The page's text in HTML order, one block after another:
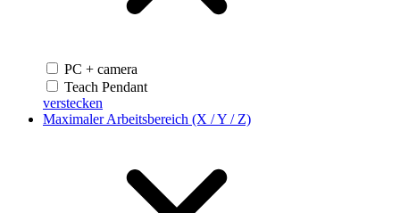
PC + camera
Teach Pendant
verstecken
Maximaler Arbeitsbereich (X / Y / Z)